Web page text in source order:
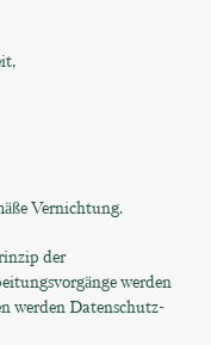
Vernichtung.
der
werden
werden Datenschutz-